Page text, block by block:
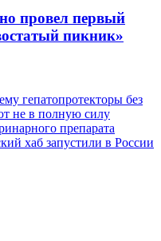
провел первый
пикник»
гепатопротекторы без
не в полную силу
препарата
хаб запустили в России